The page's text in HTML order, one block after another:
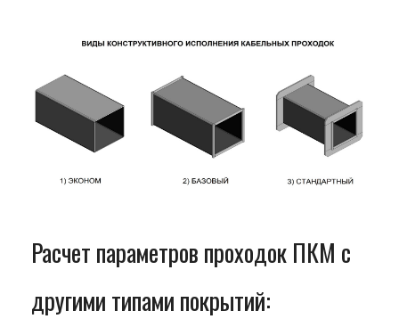
Расчет параметров проходок ПКМ с
другими типами покрытий: